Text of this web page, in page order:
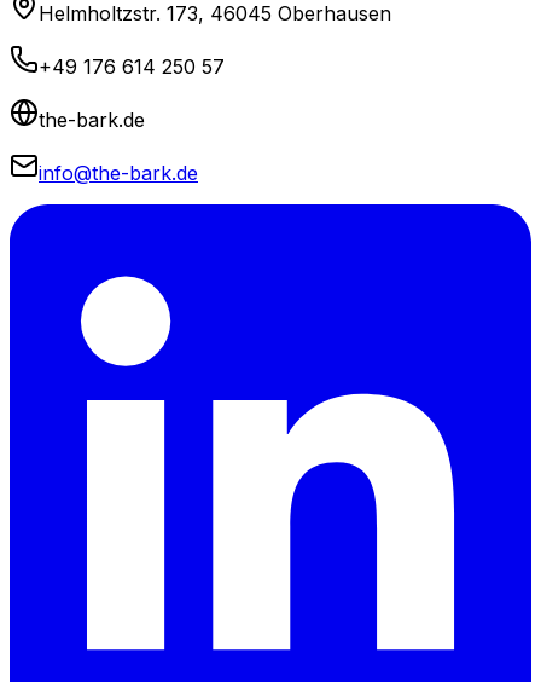
Helmholtzstr. 173, 46045 Oberhausen
+49 176 614 250 57
the-bark.de
info@the-bark.de